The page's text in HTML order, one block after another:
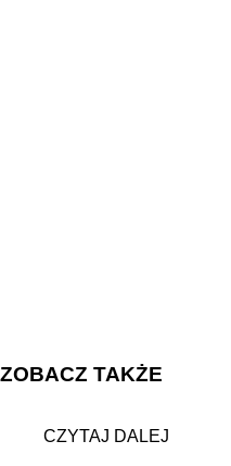
ZOBACZ TAKŻE
CZYTAJ DALEJ